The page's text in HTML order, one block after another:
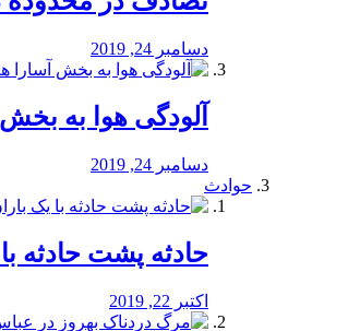
دسامبر 24, 2019
آلودگی هوا به
دسامبر 24, 2019
حوادث
️حادثه پشت حادثه
اکتبر 22, 2019